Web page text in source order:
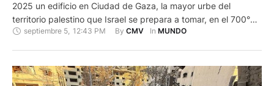
2025 un edificio en Ciudad de Gaza, la mayor urbe del
territorio palestino que Israel se prepara a tomar, en el 700°
día de guerra con el grupo Hamás. "Hamás había instalado
septiembre 5 12:43 PM By CMV In MUNDO